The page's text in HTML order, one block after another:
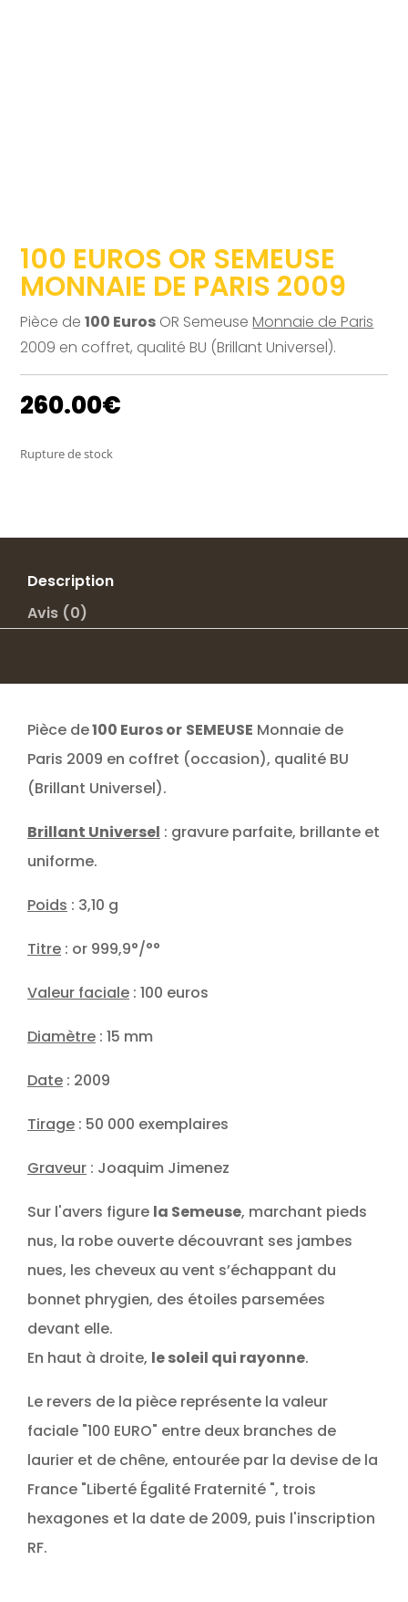
100 EUROS OR SEMEUSE
MONNAIE DE PARIS 2009
Pièce de100 Euros OR SemeuseMonnaie de Paris
2009 en coffret, qualité BU (Brillant Universel).
260.00€
Rupture de stock
Description
Avis (0)
Pièce de100 Euros or SEMEUSE Monnaie de
Paris 2009 en coffret (occasion), qualité BU
(Brillant Universel).
Brillant Universel : gravure parfaite, brillante et
uniforme.
Poids : 3,10 g
Titre : or 999,9°/°°
Valeur faciale : 100 euros
Diamètre : 15 mm
Date : 2009
Tirage : 50 000 exemplaires
Graveur : Joaquim Jimenez
Sur l'avers figure la Semeuse, marchant pieds
nus, la robe ouverte découvrant ses jambes
nues, les cheveux au vent s’échappant du
bonnet phrygien, des étoiles parsemées
devant elle.
En haut à droite, le soleil qui rayonne.
Le revers de la pièce représente la valeur
faciale "100 EURO" entre deux branches de
laurier et de chêne, entourée par la devise de la
France "Liberté Égalité Fraternité ", trois
hexagones et la date de 2009, puis l'inscription
RF.